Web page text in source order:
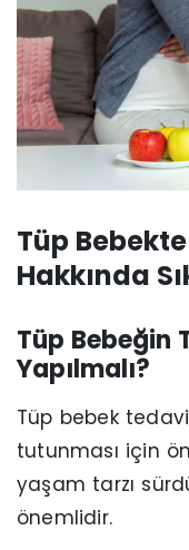
Tüp
Hakkında
Tüp Bebeğin
Yapılmalı?
Tüp bebek
tutunması için
yaşam tarzı
önemlidir.